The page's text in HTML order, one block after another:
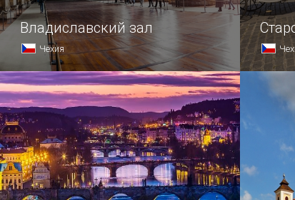
Владиславский зал
Чехия
Вот уже девять столетий радует
гостей Праги своим величием Старый
королевский дворец, считаясь одной
из самых красивых построек
столицы.
Где
Праги